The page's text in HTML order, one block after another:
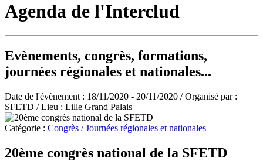
Agenda de l'Interclud
Evènements, congrès, formations,
journées régionales et nationales...
Date de l'évènement : 18/11/2020 - 20/11/2020 / Organisé par :
SFETD / Lieu : Lille Grand Palais
Catégorie : Congrès / Journées régionales et nationales
20ème congrès national de la SFETD